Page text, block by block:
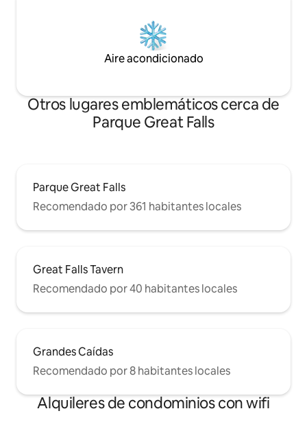
Aire acondicionado
Otros lugares emblemáticos cerca de
Parque Great Falls
Parque Great Falls
Recomendado por 361 habitantes locales
Great Falls Tavern
Recomendado por 40 habitantes locales
Grandes Caídas
Recomendado por 8 habitantes locales
Alquileres de condominios con wifi